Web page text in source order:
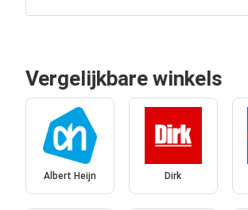
Vergelijkbare winkels
Albert Heijn Dirk